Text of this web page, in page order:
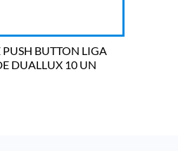
OLHADA RÁPIDA
PUSH BUTTON LIGA
DUALLUX 10 UN